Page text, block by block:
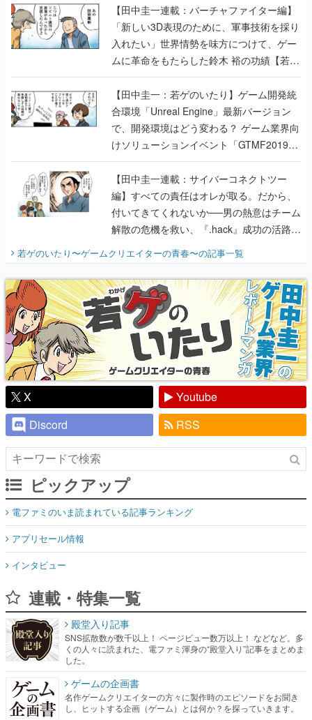
【田中圭一連載：バーチャファイター編】
「新しい3D表現のために、軍事技術を採り
入れたい」世界情勢を味方につけて、ゲー
ムに革命をもたらした鈴木 裕の功績【若ゲ
のいたり】
【田中圭一：若ゲのいたり】ゲーム開発統
合環境「Unreal Engine」最新バージョン
で、開発環境はどう変わる？ ゲーム業界向
けソリューションイベント「GTMF2019」
に行って、より理解を深めよう【PR】
【田中圭一連載：サイバーコネクトツー
編】すべての責任はオレが取る。だから、
付いてきてくれないか──男の熱意はチーム
解散の危機を救い、『.hack』成功の活路を
『少年ジャンプ』色だった【若ゲのいた
り】
若ゲのいたり〜ゲームクリエイターの青春〜の記事一覧
X
Youtube
Discord
RSS
ピックアップ
電ファミのいま読まれている記事ランキング
アプリセール情報
インタビュー
連載・特集一覧
殿堂入り記事
SNS拡散数が数千以上！ ページビュー数万以上！ などなど。多
くの人々に読まれた、電ファミ渾身の“殿堂入り”記事をまとめま
した。
ゲームの企画書
名作ゲームクリエイターの方々に製作時のエピソードをお聞き
し、ヒットする企画（ゲーム）とは何か？を探っていきます。